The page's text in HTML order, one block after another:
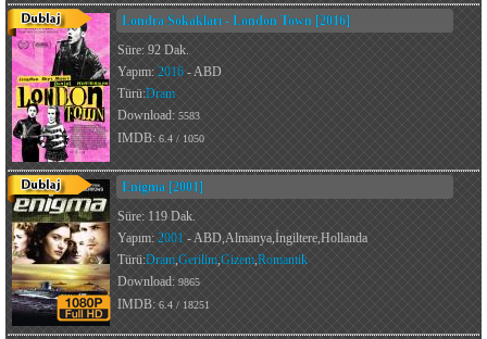
Londra Sokakları - London Town [2016]
Süre: 92 Dak.
Yapım: 2016 - ABD
Türü:Dram
Download: 5583
IMDB: 6.4 / 1050
Enigma [2001]
Süre: 119 Dak.
Yapım: 2001 - ABD,Almanya,İngiltere,Hollanda
Türü:Dram,Gerilim,Gizem,Romantik
Download: 9865
IMDB: 6.4 / 18251